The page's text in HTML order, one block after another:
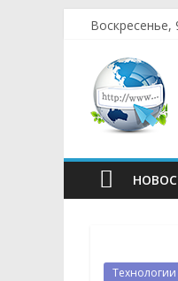
Воскресенье,
Технологии